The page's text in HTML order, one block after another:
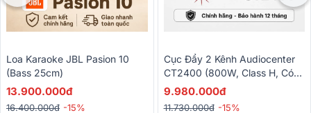
Loa Karaoke JBL Pasion 10
(bass 25cm)
13.900.000đ
16.400.000đ -15%
Cục Đẩy 2 Kênh Audiocenter
CT2400 (800W, Class H, Có
Bridge)
9.980.000đ
11.730.000đ -15%